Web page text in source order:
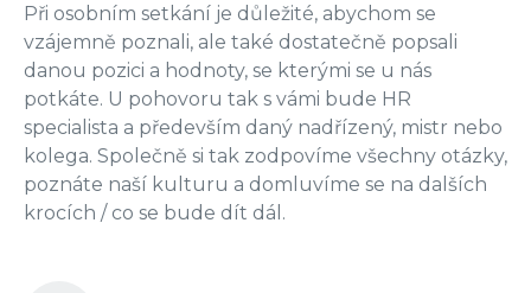
Při osobním setkání je důležité, abychom se
vzájemně poznali, ale také dostatečně popsali
danou pozici a hodnoty, se kterými se u nás
potkáte. U pohovoru tak s vámi bude HR
specialista a především daný nadřízený, mistr nebo
kolega. Společně si tak zodpovíme všechny otázky,
poznáte naší kulturu a domluvíme se na dalších
krocích / co se bude dít dál.